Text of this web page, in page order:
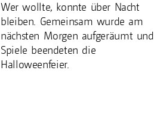
Wer wollte, konnte über Nacht
bleiben. Gemeinsam wurde am
nächsten Morgen aufgeräumt und
Spiele beendeten die
Halloweenfeier.